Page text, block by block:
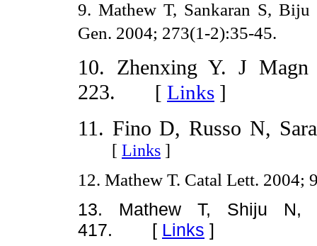
9. Mathew T, Sankaran S,
Gen. 2004; 273(1-2):35-45.
10. Zhenxing Y. J
223. [ Links ]
11. Fino D, Russo N,
[ Links ]
12. Mathew T. Catal Lett. 2004;
13. Mathew T, Shiju
417. [ Links ]